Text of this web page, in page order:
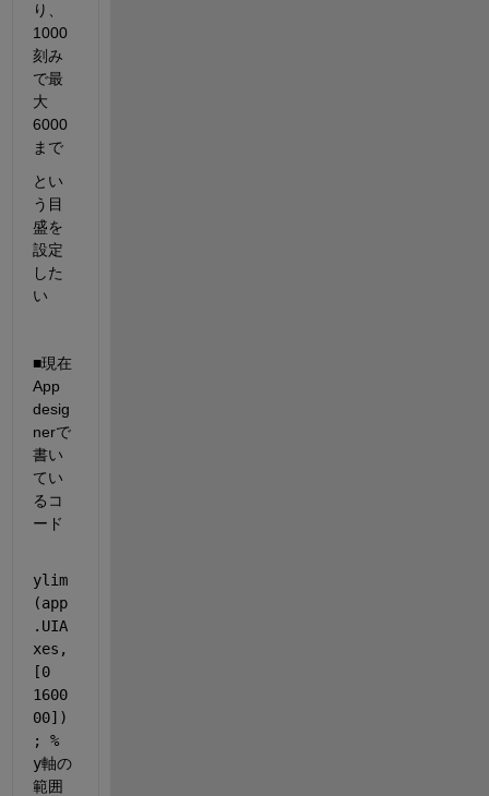
り、
1000
刻み
で最
大
6000
まで
とい
う目
盛を
設定
した
い
■現在
App
desig
nerで
書い
てい
るコ
ード
ylim
(app
.UIA
xes,
[0
1600
00])
; %
y軸の
範囲